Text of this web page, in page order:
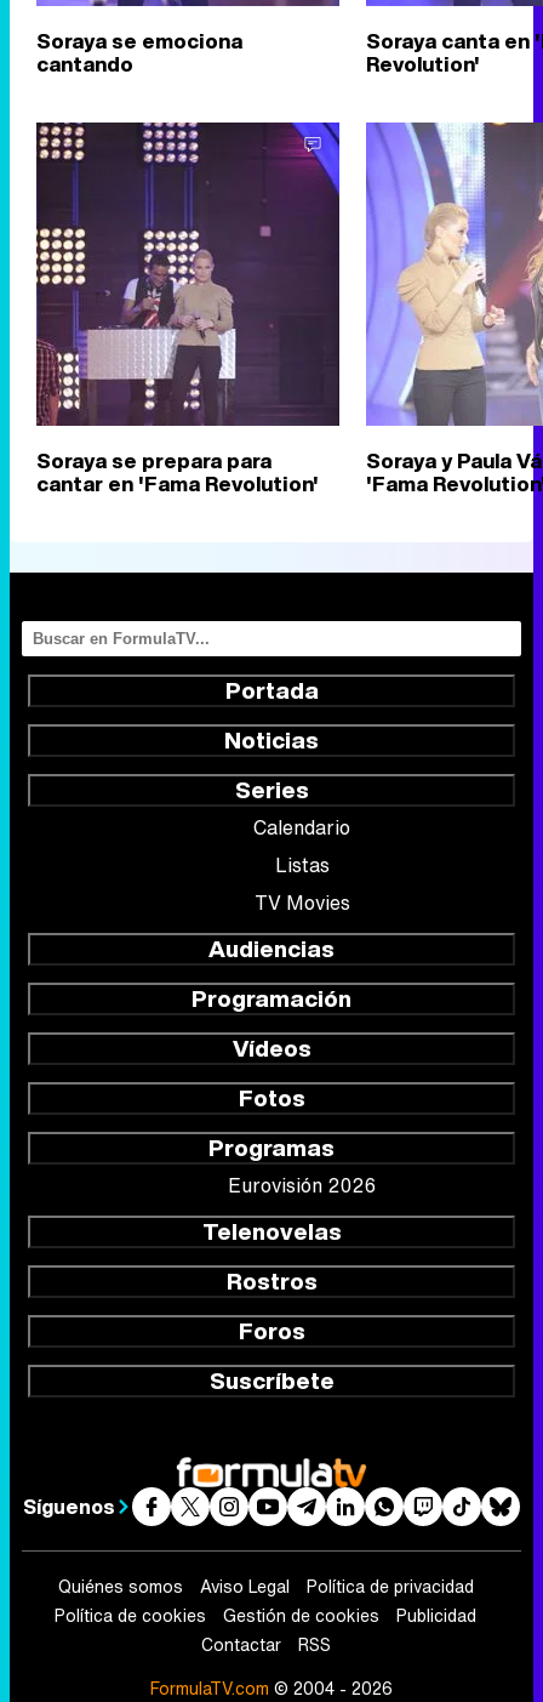
Soraya se emociona
cantando
Soraya canta en
Revolution'
Soraya se prepara para
cantar en 'Fama Revolution'
Soraya y Paula
'Fama
Portada
Noticias
Series
Calendario
Listas
TV Movies
Audiencias
Programación
Vídeos
Fotos
Programas
Eurovisión 2026
Telenovelas
Rostros
Foros
Suscríbete
Síguenos
Quiénes somos Aviso Legal
Política de privacidad
Política de cookies
Gestión de cookies
Publicidad
Contactar
RSS
FormulaTV.com © 2004 - 2026